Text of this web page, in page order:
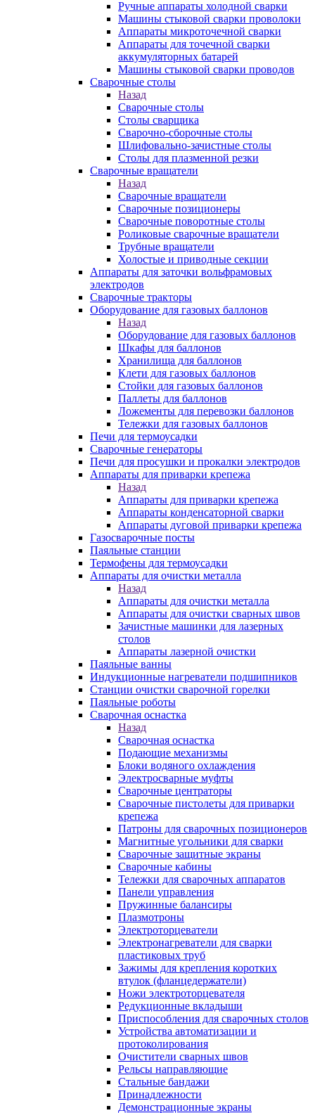
Ручные аппараты холодной сварки
Машины стыковой сварки проволоки
Аппараты микроточечной сварки
Аппараты для точечной сварки
аккумуляторных батарей
Машины стыковой сварки проводов
Сварочные столы
Назад
Сварочные столы
Столы сварщика
Сварочно-сборочные столы
Шлифовально-зачистные столы
Столы для плазменной резки
Сварочные вращатели
Назад
Сварочные вращатели
Сварочные позиционеры
Сварочные поворотные столы
Роликовые сварочные вращатели
Трубные вращатели
Холостые и приводные секции
Аппараты для заточки вольфрамовых
электродов
Сварочные тракторы
Оборудование для газовых баллонов
Назад
Оборудование для газовых баллонов
Шкафы для баллонов
Хранилища для баллонов
Клети для газовых баллонов
Стойки для газовых баллонов
Паллеты для баллонов
Ложементы для перевозки баллонов
Тележки для газовых баллонов
Печи для термоусадки
Сварочные генераторы
Печи для просушки и прокалки электродов
Аппараты для приварки крепежа
Назад
Аппараты для приварки крепежа
Аппараты конденсаторной сварки
Аппараты дуговой приварки крепежа
Газосварочные посты
Паяльные станции
Термофены для термоусадки
Аппараты для очистки металла
Назад
Аппараты для очистки металла
Аппараты для очистки сварных швов
Зачистные машинки для лазерных
столов
Аппараты лазерной очистки
Паяльные ванны
Индукционные нагреватели подшипников
Станции очистки сварочной горелки
Паяльные роботы
Сварочная оснастка
Назад
Сварочная оснастка
Подающие механизмы
Блоки водяного охлаждения
Электросварные муфты
Сварочные центраторы
Сварочные пистолеты для приварки
крепежа
Патроны для сварочных позиционеров
Магнитные угольники для сварки
Сварочные защитные экраны
Сварочные кабины
Тележки для сварочных аппаратов
Панели управления
Пружинные балансиры
Плазмотроны
Электроторцеватели
Электронагреватели для сварки
пластиковых труб
Зажимы для крепления коротких
втулок (фланцедержатели)
Ножи электроторцевателя
Редукционные вкладыши
Приспособления для сварочных столов
Устройства автоматизации и
протоколирования
Очистители сварных швов
Рельсы направляющие
Стальные бандажи
Принадлежности
Демонстрационные экраны